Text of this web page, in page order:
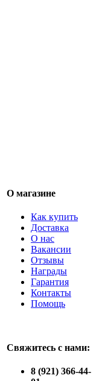
О магазине
Как купить
Доставка
О нас
Вакансии
Отзывы
Награды
Гарантия
Контакты
Помощь
Свяжитесь с нами:
8 (921) 366-44-